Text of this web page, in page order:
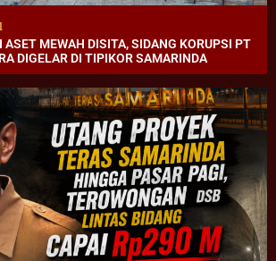
MEWAH DISITA, SIDANG KORUPSI PT
DIGELAR DI TIPIKOR SAMARINDA